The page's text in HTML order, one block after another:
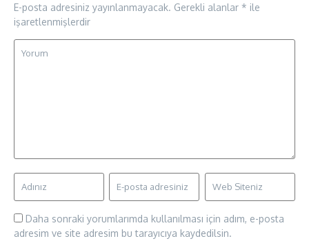
E-posta adresiniz yayınlanmayacak. Gerekli alanlar * ile
işaretlenmişlerdir
Daha sonraki yorumlarımda kullanılması için adım, e-posta
adresim ve site adresim bu tarayıcıya kaydedilsin.